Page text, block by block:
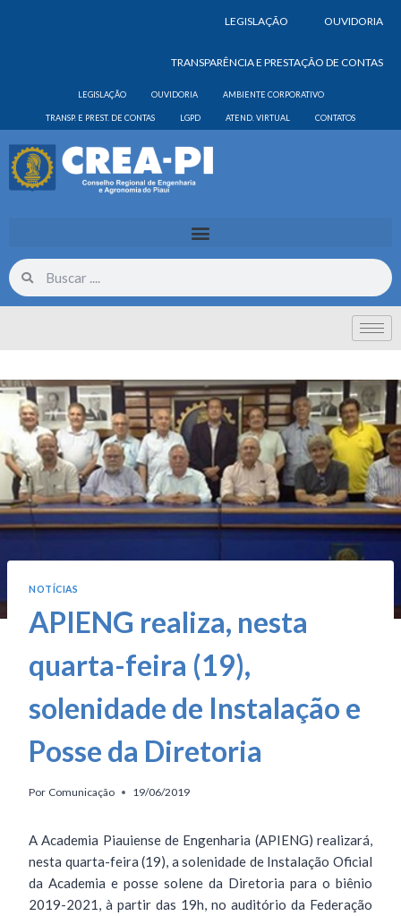
LEGISLAÇÃO OUVIDORIA
TRANSPARÊNCIA E PRESTAÇÃO DE CONTAS
LEGISLAÇÃO OUVIDORIA AMBIENTE CORPORATIVO
TRANSP. E PREST. DE CONTAS LGPD ATEND. VIRTUAL CONTATOS
NOTÍCIAS
APIENG realiza, nesta
quarta-feira (19),
solenidade de Instalação e
Posse da Diretoria
Por Comunicação 19/06/2019
A Academia Piauiense de Engenharia (APIENG) realizará,
nesta quarta-feira (19), a solenidade de Instalação Oficial
da Academia e posse solene da Diretoria para o biênio
2019-2021, à partir das 19h, no auditório da Federação